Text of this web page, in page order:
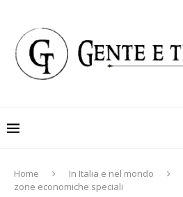
Home In Italia e nel mondo
zone economiche speciali